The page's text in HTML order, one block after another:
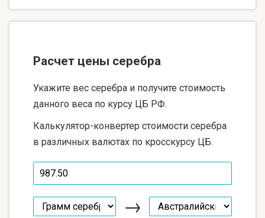
Расчет цены серебра
Укажите вес серебра и получите стоимость
данного веса по курсу ЦБ РФ.
Калькулятор-конвертер стоимости серебра
в различных валютах по кросскурсу ЦБ.
→